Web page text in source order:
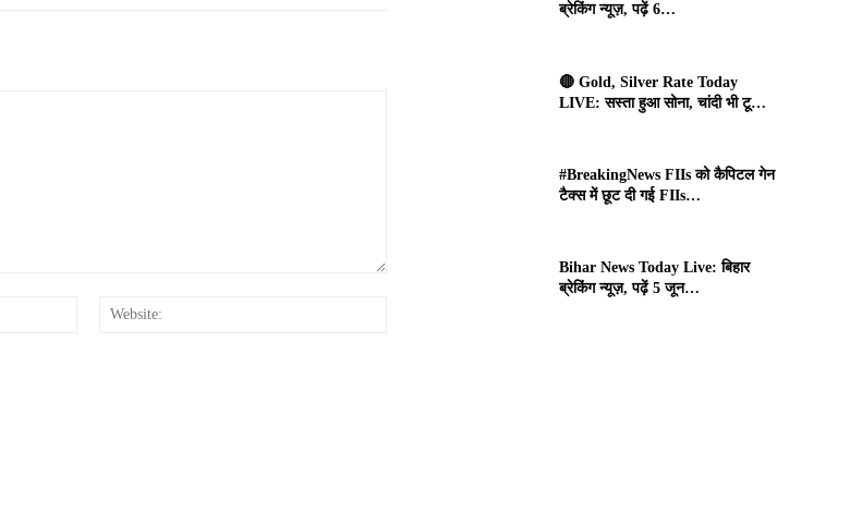
Email:*
ब्रेकिंग न्यूज़, पढ़ें 6…
🔴 Gold, Silver Rate Today
LIVE: सस्ता हुआ सोना, चांदी भी टू…
#BreakingNews FIIs को कैपिटल गेन
टैक्स में छूट दी गई FIIs…
Bihar News Today Live: बिहार
ब्रेकिंग न्यूज़, पढ़ें 5 जून…